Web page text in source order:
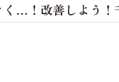
く…！改善しよう